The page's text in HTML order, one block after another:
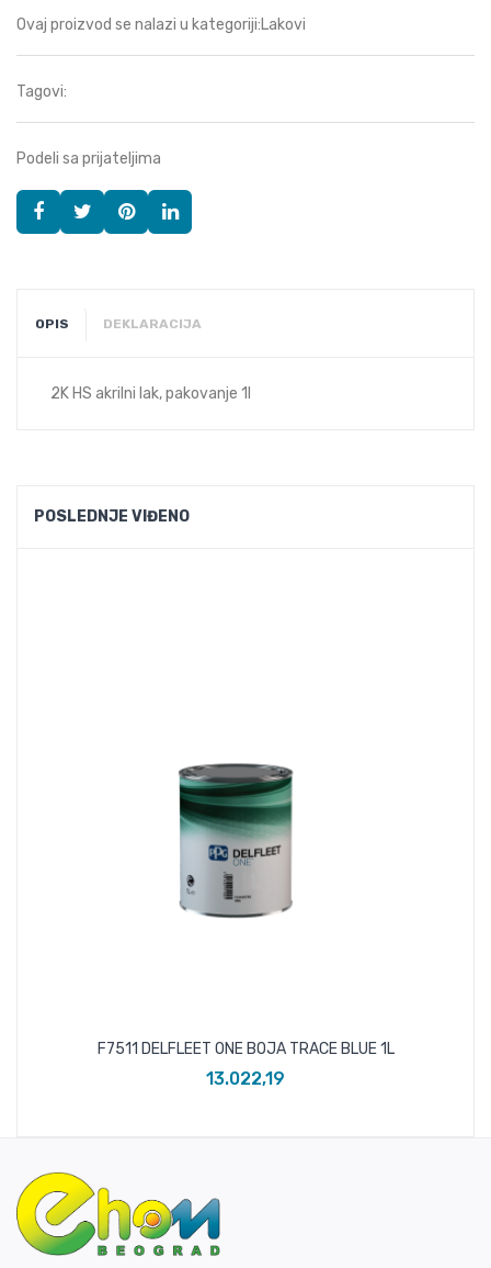
Ovaj proizvod se nalazi u kategoriji:Lakovi
Tagovi:
Podeli sa prijateljima
OPIS DEKLARACIJA
2K HS akrilni lak, pakovanje 1l
POSLEDNJE VIĐENO
F7511 DELFLEET ONE BOJA TRACE BLUE 1L
13.022,19